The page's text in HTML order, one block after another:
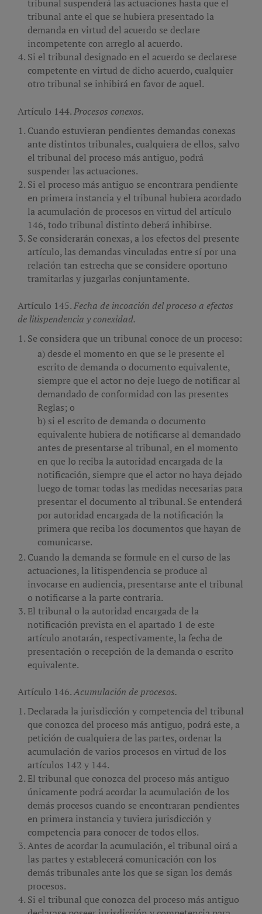
tribunal suspenderá las actuaciones hasta que el
tribunal ante el que se hubiera presentado la
demanda en virtud del acuerdo se declare
incompetente con arreglo al acuerdo.
Si el tribunal designado en el acuerdo se declarese
competente en virtud de dicho acuerdo, cualquier
otro tribunal se inhibirá en favor de aquel.
Artículo 144.Procesos conexos.
Cuando estuvieran pendientes demandas conexas
ante distintos tribunales, cualquiera de ellos, salvo
el tribunal del proceso más antiguo, podrá
suspender las actuaciones.
Si el proceso más antiguo se encontrara pendiente
en primera instancia y el tribunal hubiera acordado
la acumulación de procesos en virtud del artículo
146, todo tribunal distinto deberá inhibirse.
Se considerarán conexas, a los efectos del presente
artículo, las demandas vinculadas entre sí por una
relación tan estrecha que se considere oportuno
tramitarlas y juzgarlas conjuntamente.
Artículo 145.Fecha de incoación del proceso a efectos
de litispendencia y conexidad.
Se considera que un tribunal conoce de un proceso:
desde el momento en que se le presente el
escrito de demanda o documento equivalente,
siempre que el actor no deje luego de notificar al
demandado de conformidad con las presentes
Reglas; o
si el escrito de demanda o documento
equivalente hubiera de notificarse al demandado
antes de presentarse al tribunal, en el momento
en que lo reciba la autoridad encargada de la
notificación, siempre que el actor no haya dejado
luego de tomar todas las medidas necesarias para
presentar el documento al tribunal. Se entenderá
por autoridad encargada de la notificación la
primera que reciba los documentos que hayan de
comunicarse.
Cuando la demanda se formule en el curso de las
actuaciones, la litispendencia se produce al
invocarse en audiencia, presentarse ante el tribunal
o notificarse a la parte contraria.
El tribunal o la autoridad encargada de la
notificación prevista en el apartado 1 de este
artículo anotarán, respectivamente, la fecha de
presentación o recepción de la demanda o escrito
equivalente.
Artículo 146.Acumulación de procesos.
Declarada la jurisdicción y competencia del tribunal
que conozca del proceso más antiguo, podrá este, a
petición de cualquiera de las partes, ordenar la
acumulación de varios procesos en virtud de los
artículos 142 y 144.
El tribunal que conozca del proceso más antiguo
únicamente podrá acordar la acumulación de los
demás procesos cuando se encontraran pendientes
en primera instancia y tuviera jurisdicción y
competencia para conocer de todos ellos.
Antes de acordar la acumulación, el tribunal oirá a
las partes y establecerá comunicación con los
demás tribunales ante los que se sigan los demás
procesos.
Si el tribunal que conozca del proceso más antiguo